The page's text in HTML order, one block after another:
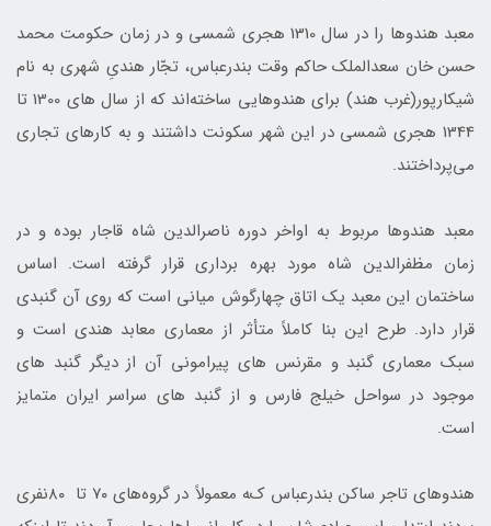
معبد هندوها را در سال 1310 هجری شمسی و در زمان حکومت محمد
حسن‌ خان سعدالملک حاکم وقت بندرعباس، تجّار هندیِ شهری به نام
شیکارپور(غرب هند) براى هندوهایی ساخته‌اند كه از سال هاى 1300 تا
1344 هجری شمسی در این شهر سكونت داشتند و به كارهاى تجارى
مى‌پرداختند.
معبد هندوها مربوط به اواخر دوره ناصر‌الدین شاه قاجار بوده و در
زمان مظفرالدین شاه مورد بهره ‌بردارى قرار گرفته است. اساس
ساختمان این معبد یک اتاق چهارگوش میانی است که روی آن گنبدی
قرار دارد. طرح این بنا کاملاً متأثر از معماری معابد هندی است و
سبک معماری گنبد و مقرنس‌ های پیرامونی آن از دیگر گنبد های
موجود در سواحل خیلج‌ فارس و از گنبد های سراسر ایران متمایز
است.
ﻫﻨﺪﻭﻫﺎی ﺗﺎﺟﺮ ساکن ﺑﻨﺪﺭعباس کﻪ ﻣﻌﻤﻮﻻً ﺩﺭ ﮔﺮﻭﻩ‌ﻫﺎی ۷۰ ﺗﺎ ۸۰ﻧﻔﺮی